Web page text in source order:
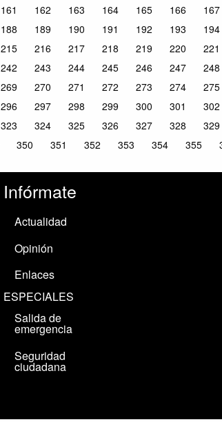
161 162 163 164 165 166 167
188 189 190 191 192 193 194
215 216 217 218 219 220 221
242 243 244 245 246 247 248
269 270 271 272 273 274 275
296 297 298 299 300 301 302
323 324 325 326 327 328 329
350 351 352 353 354 355
Infórmate
Actualidad
Opinión
Enlaces
ESPECIALES
Salida de
emergencia
Seguridad
ciudadana